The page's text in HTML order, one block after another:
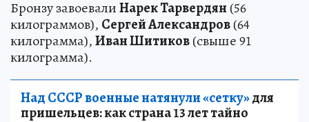
Бронзу завоевалиНарек Тарвердян (56
килограммов), Сергей Александров(64
килограмма),Иван Шитиков(свыше 91
килограмма).
Над СССР военные натянули «сетку»для
пришельцев: как страна 13 лет тайно